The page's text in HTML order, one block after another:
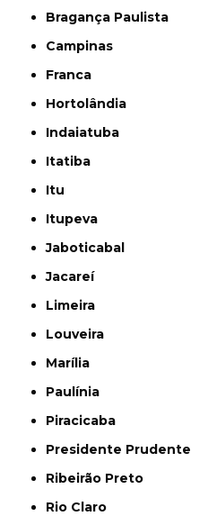
Bragança Paulista
Campinas
Franca
Hortolândia
Indaiatuba
Itatiba
Itu
Itupeva
Jaboticabal
Jacareí
Limeira
Louveira
Marília
Paulínia
Piracicaba
Presidente Prudente
Ribeirão Preto
Rio Claro